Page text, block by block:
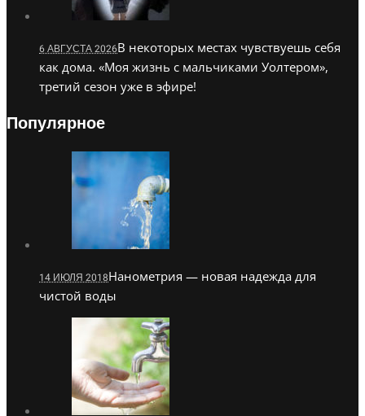
6 АВГУСТА 2026В некоторых местах чувствуешь себя
как дома. «Моя жизнь с мальчиками Уолтером»,
третий сезон уже в эфире!
Популярное
14 ИЮЛЯ 2018Нанометрия — новая надежда для
чистой воды